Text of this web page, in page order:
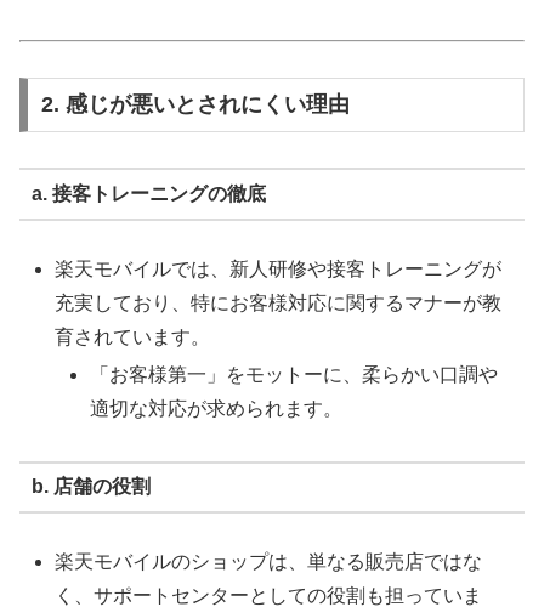
2. 感じが悪いとされにくい理由
a. 接客トレーニングの徹底
楽天モバイルでは、新人研修や接客トレーニングが
充実しており、特にお客様対応に関するマナーが教
育されています。
「お客様第一」をモットーに、柔らかい口調や
適切な対応が求められます。
b. 店舗の役割
楽天モバイルのショップは、単なる販売店ではな
く、サポートセンターとしての役割も担っていま